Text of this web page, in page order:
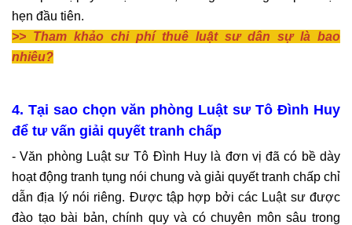
hẹn đầu tiên.
>> Tham khảo chi phí thuê luật sư dân sự là bao
nhiêu?
4. Tại sao chọn văn phòng Luật sư Tô Đình Huy
để tư vấn giải quyết tranh chấp
- Văn phòng Luật sư Tô Đình Huy là đơn vị đã có bề dày
hoạt động tranh tụng nói chung và giải quyết tranh chấp chỉ
dẫn địa lý nói riêng. Được tập hợp bởi các Luật sư được
đào tạo bài bản, chính quy và có chuyên môn sâu trong